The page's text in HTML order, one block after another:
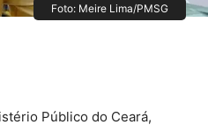
Foto: Meire Lima/PMSG
Público do Ceará,